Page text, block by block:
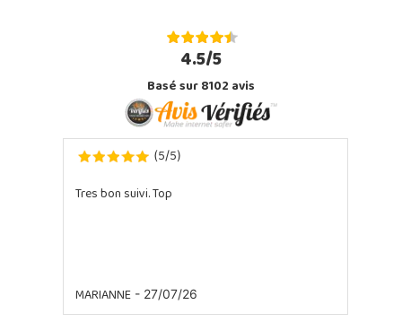
4.5/5
Basé sur 8102 avis
(5/5)
Tres bon suivi. Top
MARIANNE- 27/07/26